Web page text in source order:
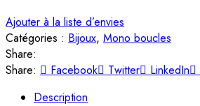
Ajouter à la liste d’envies
Catégories : Bijoux, Mono boucles
Share:
Share:
Facebook Twitter LinkedIn
Description